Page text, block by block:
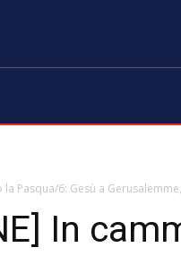
la Pasqua/6: Gesù a
In